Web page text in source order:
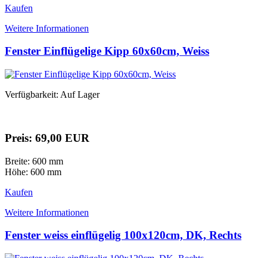
Kaufen
Weitere Informationen
Fenster Einflügelige Kipp 60x60cm, Weiss
Verfügbarkeit: Auf Lager
Preis: 69,00 EUR
Breite: 600 mm
Höhe: 600 mm
Kaufen
Weitere Informationen
Fenster weiss einflügelig 100x120cm, DK, Rechts